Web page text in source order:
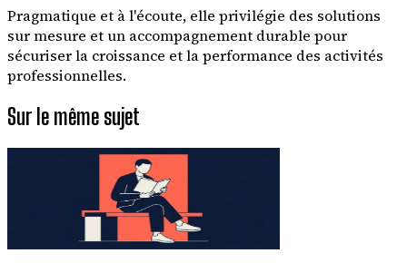
Pragmatique et à l'écoute, elle privilégie des solutions
sur mesure et un accompagnement durable pour
sécuriser la croissance et la performance des activités
professionnelles.
Sur le même sujet